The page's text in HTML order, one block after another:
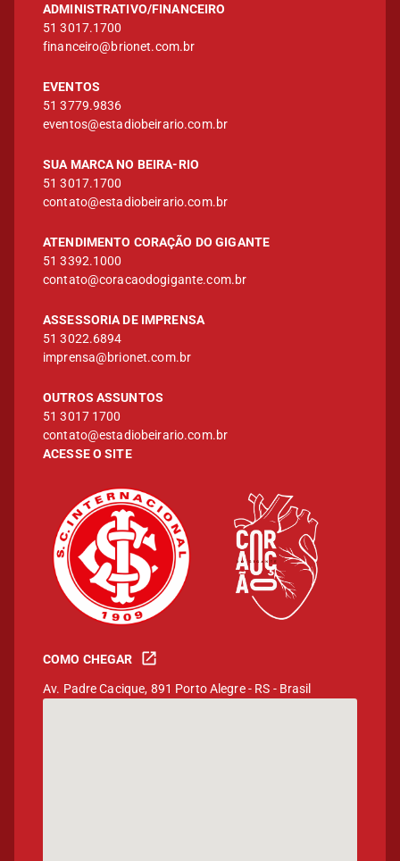
ADMINISTRATIVO/FINANCEIRO
51 3017.1700
financeiro@brionet.com.br
EVENTOS
51 3779.9836
eventos@estadiobeirario.com.br
SUA MARCA NO BEIRA-RIO
51 3017.1700
contato@estadiobeirario.com.br
ATENDIMENTO CORAÇÃO DO GIGANTE
51 3392.1000
contato@coracaodogigante.com.br
ASSESSORIA DE IMPRENSA
51 3022.6894
imprensa@brionet.com.br
OUTROS ASSUNTOS
51 3017 1700
contato@estadiobeirario.com.br
ACESSE O SITE
COMO CHEGAR
Av. Padre Cacique, 891 Porto Alegre - RS - Brasil